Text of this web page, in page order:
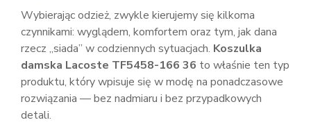
Wybierając odzież, zwykle kierujemy się kilkoma
czynnikami: wyglądem, komfortem oraz tym, jak dana
rzecz „siada” w codziennych sytuacjach. Koszulka
damska Lacoste TF5458-166 36 to właśnie ten typ
produktu, który wpisuje się w modę na ponadczasowe
rozwiązania — bez nadmiaru i bez przypadkowych
detali.